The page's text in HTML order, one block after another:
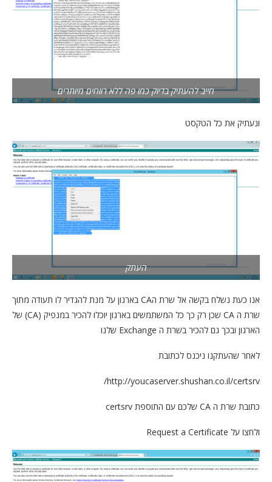
חייב להעתיק בדיוק כמו פה ללא רווחים מיותרים
ונעתיק את כל הטקסט
העתק
אנו כעת נשלח בקשה אל שרת הCA בארגון על מנת להגדיר לו תעודה מתוך
שרת ה CA שכן רק כך כל המשתמשים בארגון יוכלו להכיר במנפיק (CA) של
הארגון ובכך גם להכיר בשרת ה Exchange שלנו
לאחר שהעתקנו ניכנס לכתובת
http://youcaserver.shushan.co.il/certsrv/
כתובת שרת ה CA שלכם עם התוספת certsrv
ולחצו על Request a Certificate